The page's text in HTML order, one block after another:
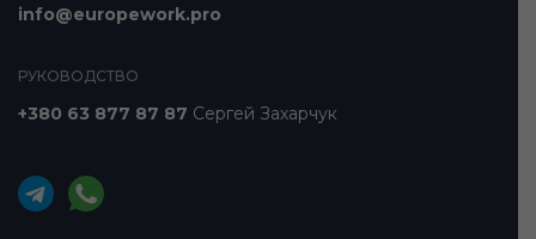
info@europework.pro
РУКОВОДСТВО
+380 63 877 87 87 Сергей Захарчук